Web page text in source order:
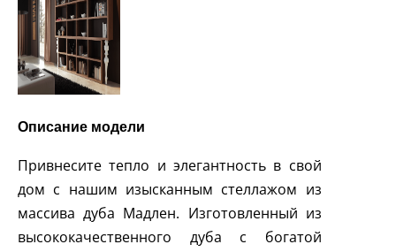
Описание модели
Привнесите тепло и элегантность в свой
дом с нашим изысканным стеллажом из
массива дуба Мадлен. Изготовленный из
высококачественного дуба с богатой